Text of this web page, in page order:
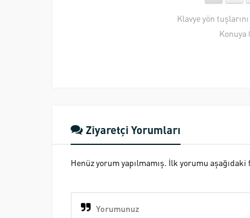
Klavye yön
Konuya
Ziyaretçi Yorumları
Henüz yorum yapılmamış. İlk yorumu